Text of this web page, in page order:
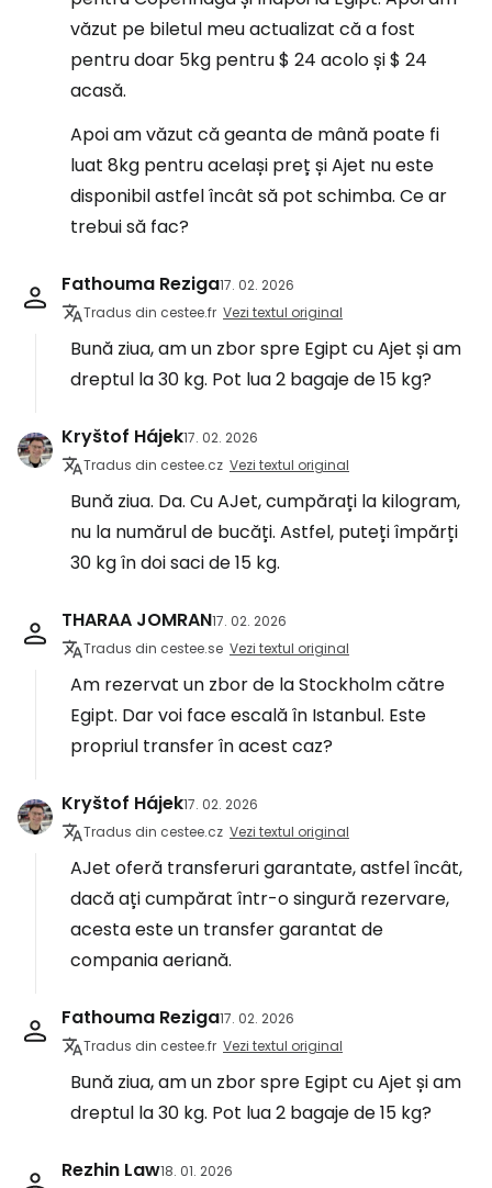
văzut pe biletul meu actualizat că a fost
pentru doar 5kg pentru $ 24 acolo și $ 24
acasă.
Apoi am văzut că geanta de mână poate fi
luat 8kg pentru același preț și Ajet nu este
disponibil astfel încât să pot schimba. Ce ar
trebui să fac?
Fathouma Reziga17. 02. 2026
Tradus din cestee.fr Vezi textul original
Bună ziua, am un zbor spre Egipt cu Ajet și am
dreptul la 30 kg. Pot lua 2 bagaje de 15 kg?
Kryštof Hájek17. 02. 2026
Tradus din cestee.cz Vezi textul original
Bună ziua. Da. Cu AJet, cumpărați la kilogram,
nu la numărul de bucăți. Astfel, puteți împărți
30 kg în doi saci de 15 kg.
THARAA JOMRAN17. 02. 2026
Tradus din cestee.se Vezi textul original
Am rezervat un zbor de la Stockholm către
Egipt. Dar voi face escală în Istanbul. Este
propriul transfer în acest caz?
Kryštof Hájek17. 02. 2026
Tradus din cestee.cz Vezi textul original
AJet oferă transferuri garantate, astfel încât,
dacă ați cumpărat într-o singură rezervare,
acesta este un transfer garantat de
compania aeriană.
Fathouma Reziga17. 02. 2026
Tradus din cestee.fr Vezi textul original
Bună ziua, am un zbor spre Egipt cu Ajet și am
dreptul la 30 kg. Pot lua 2 bagaje de 15 kg?
Rezhin Law18. 01. 2026